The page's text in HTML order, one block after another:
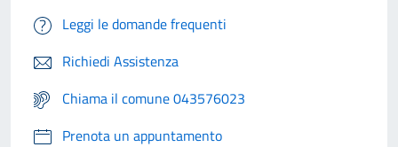
Leggi le domande frequenti
Richiedi Assistenza
Chiama il comune 043576023
Prenota un appuntamento